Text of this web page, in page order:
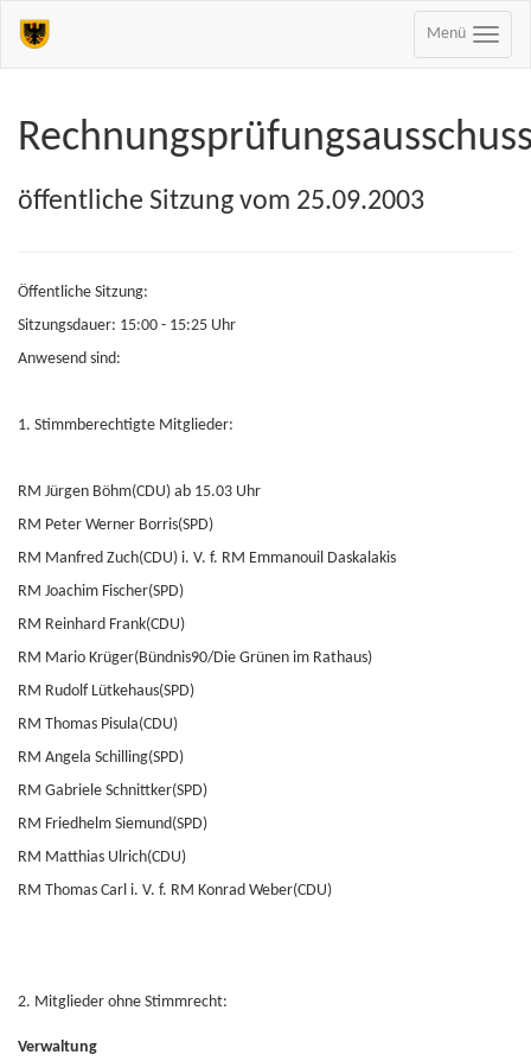
Menü
öffentliche Sitzung vom 25.09.2003
Öffentliche Sitzung:
Sitzungsdauer: 15:00 - 15:25 Uhr
Anwesend sind:
1. Stimmberechtigte Mitglieder:
RM Jürgen Böhm(CDU) ab 15.03 Uhr
RM Peter Werner Borris(SPD)
RM Manfred Zuch(CDU) i. V. f. RM Emmanouil Daskalakis
RM Joachim Fischer(SPD)
RM Reinhard Frank(CDU)
RM Mario Krüger(Bündnis90/Die Grünen im Rathaus)
RM Rudolf Lütkehaus(SPD)
RM Thomas Pisula(CDU)
RM Angela Schilling(SPD)
RM Gabriele Schnittker(SPD)
RM Friedhelm Siemund(SPD)
RM Matthias Ulrich(CDU)
RM Thomas Carl i. V. f. RM Konrad Weber(CDU)
2. Mitglieder ohne Stimmrecht:
Verwaltung